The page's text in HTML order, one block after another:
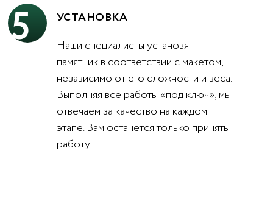
5
УСТАНОВКА
Наши специалисты установят
памятник в соответствии с макетом,
независимо от его сложности и веса.
Выполняя все работы «под ключ», мы
отвечаем за качество на каждом
этапе. Вам останется только принять
работу.